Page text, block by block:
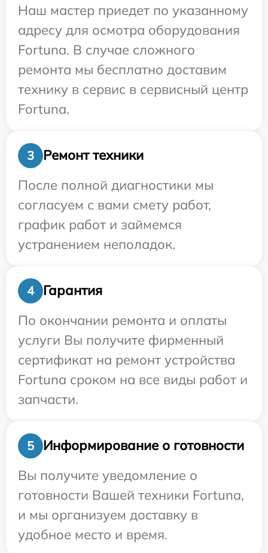
Наш мастер приедет по указанному
адресу для осмотра оборудования
Fortuna. В случае сложного
ремонта мы бесплатно доставим
технику в сервис в сервисный центр
Fortuna.
3
Ремонт техники
После полной диагностики мы
согласуем с вами смету работ,
график работ и займемся
устранением неполадок.
4
Гарантия
По окончании ремонта и оплаты
услуги Вы получите фирменный
сертификат на ремонт устройства
Fortuna сроком на все виды работ и
запчасти.
5
Информирование о готовности
Вы получите уведомление о
готовности Вашей техники Fortuna,
и мы организуем доставку в
удобное место и время.